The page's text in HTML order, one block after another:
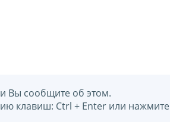
Вы сообщите об этом.
клавиш: Ctrl + Enter или нажмите